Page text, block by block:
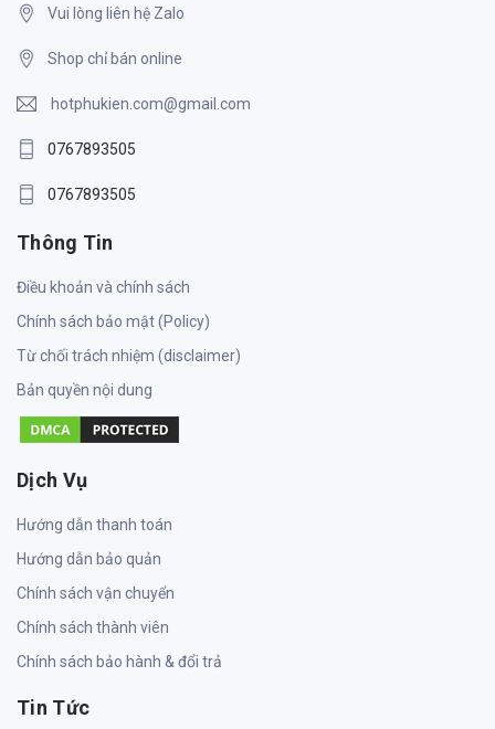
Vui lòng liên hệ Zalo
Shop chỉ bán online
hotphukien.com@gmail.com
0767893505
0767893505
Thông Tin
Điều khoản và chính sách
Chính sách bảo mật (Policy)
Từ chối trách nhiệm (disclaimer)
Bản quyền nội dung
Dịch Vụ
Hướng dẫn thanh toán
Hướng dẫn bảo quản
Chính sách vận chuyển
Chính sách thành viên
Chính sách bảo hành & đổi trả
Tin Tức